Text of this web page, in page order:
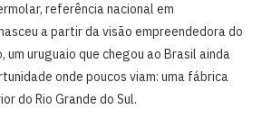
referência nacional em
a partir da visão empreendedora do
um uruguaio que chegou ao Brasil ainda
onde poucos viam: uma fábrica
do Rio Grande do Sul.